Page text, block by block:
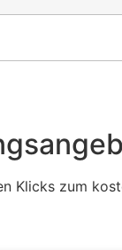
Klicks zum